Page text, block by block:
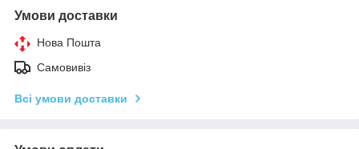
Умови доставки
Нова Пошта
Самовивіз
Всі умови доставки